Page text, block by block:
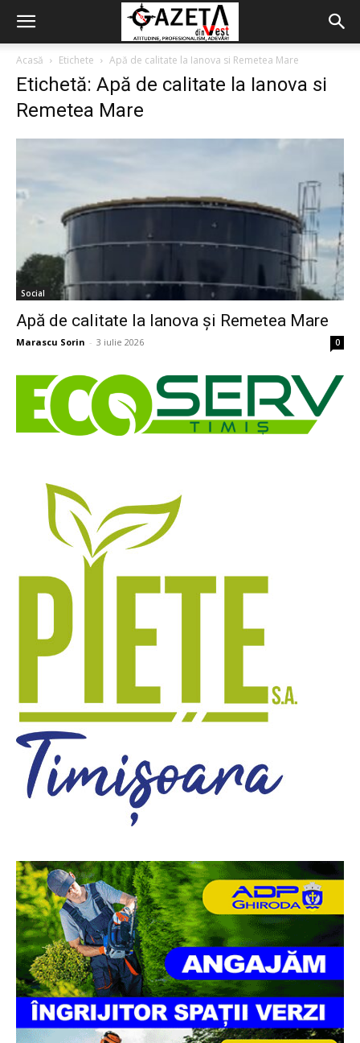
Acasă Etichete Apă de calitate la Ianova si Remetea Mare
Etichetă: Apă de calitate la Ianova si
Remetea Mare
Social
Apă de calitate la Ianova și Remetea Mare
Marascu Sorin - 3 iulie 2026 0